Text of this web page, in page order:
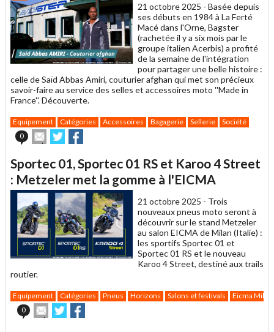
21 octobre 2025 - Basée depuis
ses débuts en 1984 à La Ferté
Macé dans l'Orne, Bagster
(rachetée il y a six mois par le
groupe italien Acerbis) a profité
de la semaine de l'intégration
pour partager une belle histoire :
celle de Saïd Abbas Amiri, couturier afghan qui met son précieux
savoir-faire au service des selles et accessoires moto ''Made in
France''. Découverte.
Equipement Catégories Accessoires Bagagerie Sellerie
Société
0
Envoyer
cet
à
un
ami
Partager
sur sur
Sportec 01, Sportec 01 RS et Karoo 4 Street
: Metzeler met la gomme à l'EICMA
21 octobre 2025 - Trois
nouveaux pneus moto seront à
découvrir sur le stand Metzeler
au salon EICMA de Milan (Italie) :
les sportifs Sportec 01 et
Sportec 01 RS et le nouveau
Karoo 4 Street, destiné aux trails
routier.
Equipement Catégories Pneus Horizons Salons et festivals
Eicma Milan
0
Envoyer
cet
Partager
sur sur